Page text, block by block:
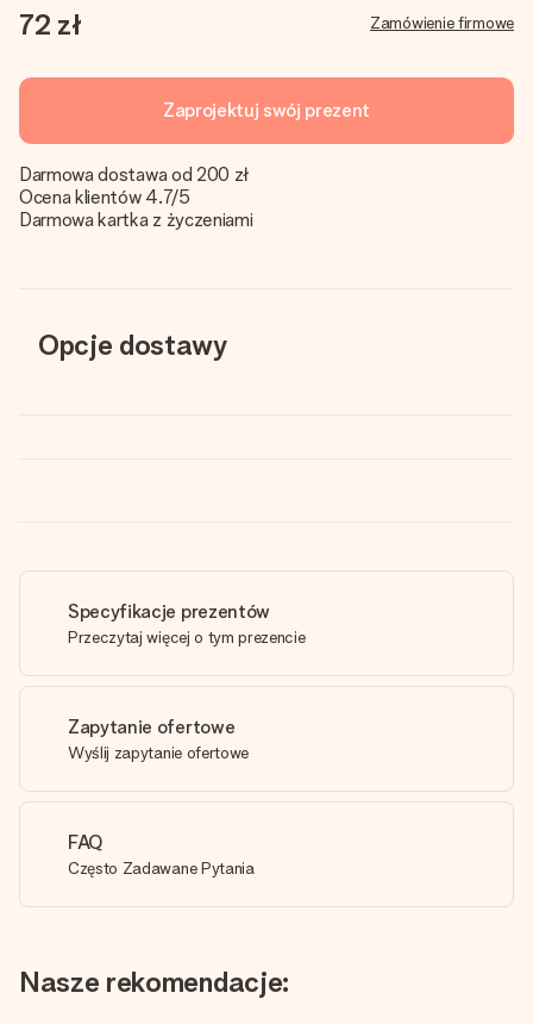
72 zł Zamówienie firmowe
Zaprojektuj swój prezent
Darmowa dostawa od 200 zł
Ocena klientów 4.7/5
Darmowa kartka z życzeniami
Opcje dostawy
Specyfikacje prezentów
Przeczytaj więcej o tym prezencie
Zapytanie ofertowe
Wyślij zapytanie ofertowe
FAQ
Często Zadawane Pytania
Nasze rekomendacje: